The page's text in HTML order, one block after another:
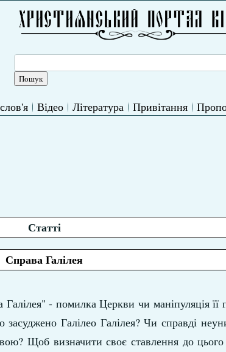
Відео Література Привітання
Статті
Справа Галілея
- помилка Церкви чи маніпуляція її
Галілео Галілея? Чи справді
Щоб визначити своє ставлення до